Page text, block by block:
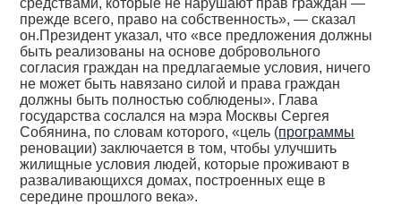
средствами, которые не нарушают прав граждан —
прежде всего, право на собственность», — сказал
он.Президент указал, что «все предложения должны
быть реализованы на основе добровольного
согласия граждан на предлагаемые условия, ничего
не может быть навязано силой и права граждан
должны быть полностью соблюдены». Глава
государства сослался на мэра Москвы Сергея
Собянина, по словам которого, «цель (программы
реновации) заключается в том, чтобы улучшить
жилищные условия людей, которые проживают в
разваливающихся домах, построенных еще в
середине прошлого века».